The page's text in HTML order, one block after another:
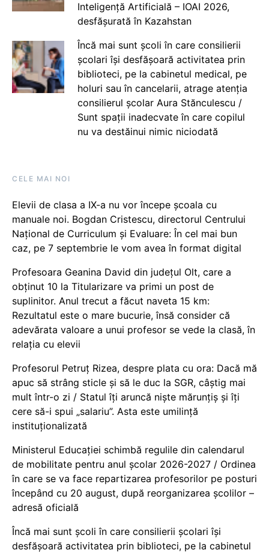
Inteligență Artificială – IOAI 2026,
desfășurată în Kazahstan
Încă mai sunt școli în care consilierii
școlari își desfășoară activitatea prin
biblioteci, pe la cabinetul medical, pe
holuri sau în cancelarii, atrage atenția
consilierul școlar Aura Stănculescu /
Sunt spații inadecvate în care copilul
nu va destăinui nimic niciodată
CELE MAI NOI
Elevii de clasa a IX-a nu vor începe școala cu
manuale noi. Bogdan Cristescu, directorul Centrului
Național de Curriculum și Evaluare: În cel mai bun
caz, pe 7 septembrie le vom avea în format digital
Profesoara Geanina David din județul Olt, care a
obținut 10 la Titularizare va primi un post de
suplinitor. Anul trecut a făcut naveta 15 km:
Rezultatul este o mare bucurie, însă consider că
adevărata valoare a unui profesor se vede la clasă, în
relația cu elevii
Profesorul Petruț Rizea, despre plata cu ora: Dacă mă
apuc să strâng sticle și să le duc la SGR, câștig mai
mult într-o zi / Statul îți aruncă niște mărunțiș și îți
cere să-i spui „salariu”. Asta este umilință
instituționalizată
Ministerul Educației schimbă regulile din calendarul
de mobilitate pentru anul școlar 2026-2027 / Ordinea
în care se va face repartizarea profesorilor pe posturi
începând cu 20 august, după reorganizarea școlilor –
adresă oficială
Încă mai sunt școli în care consilierii școlari își
desfășoară activitatea prin biblioteci, pe la cabinetul